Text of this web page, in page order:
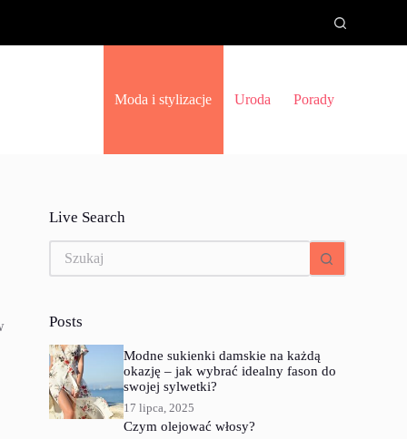
Moda i stylizacje Uroda Porady
Live Search
Brak
wyników
Posts
Modne sukienki damskie na każdą
okazję – jak wybrać idealny fason do
swojej sylwetki?
17 lipca, 2025
Czym olejować włosy?